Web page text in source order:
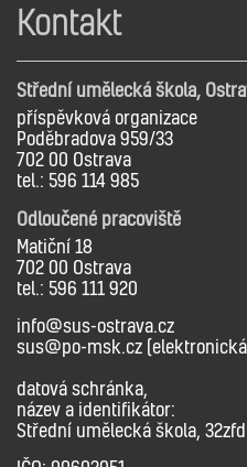
Kontakt
Střední umělecká škola,
příspěvková organizace
Poděbradova 959/33
702 00 Ostrava
tel.: 596 114 985
Odloučené pracoviště
Matiční 18
702 00 Ostrava
tel.: 596 111 920
info@sus-ostrava.cz
sus@po-msk.cz
datová schránka,
název a identifikátor:
Střední umělecká škola,